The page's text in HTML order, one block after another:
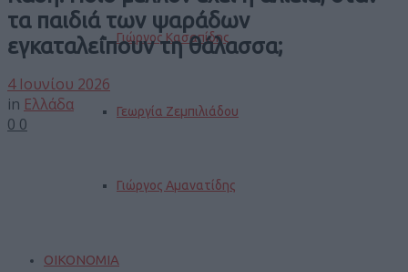
Γιώργος Κασαπίδης
Γεωργία Ζεμπιλιάδου
Γιώργος Αμανατίδης
ΟΙΚΟΝΟΜΙΑ
τα παιδιά των ψαράδων
εγκαταλείπουν τη θάλασσα;
4 Ιουνίου 2026
in Ελλάδα
0 0